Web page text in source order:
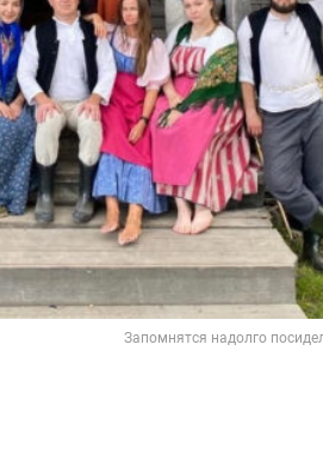
Запомнятся надолго